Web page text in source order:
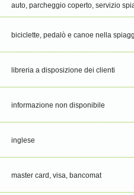
auto, parcheggio coperto, servizio
biciclette, pedalò e canoe nella
libreria a disposizione dei clienti
informazione non disponibile
inglese
master card, visa, bancomat